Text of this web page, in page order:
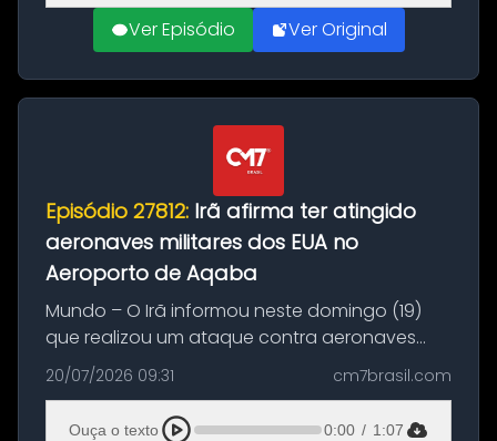
Ver Episódio Ver Original
Episódio 27812: Irã afirma ter atingido
aeronaves militares dos EUA no
Aeroporto de Aqaba
Mundo – O Irã informou neste domingo (19)
que realizou um ataque contra aeronaves
militares dos Estados Unidos estacionadas no
Aeroporto de Aqaba, na Jordânia, durante a
21ª fase da Operação Nasr 2. A...
20/07/2026 09:31 cm7brasil.com
Ouça o texto 0:00 / 1:07